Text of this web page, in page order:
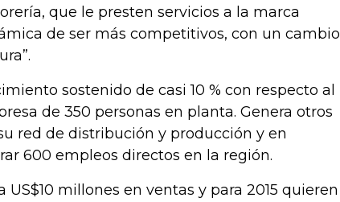
que le presten servicios a la marca
de ser más competitivos, con un cambio
sostenido de casi 10 % con respecto al
de 350 personas en planta. Genera otros
red de distribución y producción y en
600 empleos directos en la región.
US$10 millones en ventas y para 2015 quieren